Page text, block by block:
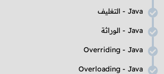
Java - التغليف
Java - الوراثة
Java
-
Overriding
Java
-
Overloading